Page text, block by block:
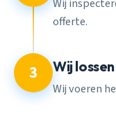
Wij
offerte.
3 Wij
Wij voeren